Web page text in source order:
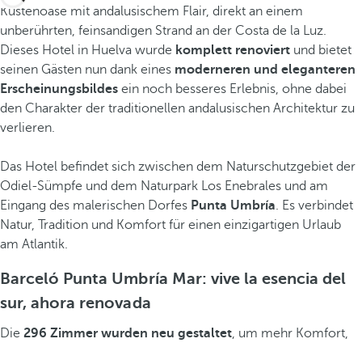
Küstenoase mit andalusischem Flair, direkt an einem
unberührten, feinsandigen Strand an der Costa de la Luz.
Dieses Hotel in Huelva wurde komplett renoviert und bietet
seinen Gästen nun dank eines moderneren und eleganteren
Erscheinungsbildes ein noch besseres Erlebnis, ohne dabei
den Charakter der traditionellen andalusischen Architektur zu
verlieren.
Das Hotel befindet sich zwischen dem Naturschutzgebiet der
Odiel-Sümpfe und dem Naturpark Los Enebrales und am
Eingang des malerischen Dorfes Punta Umbría. Es verbindet
Natur, Tradition und Komfort für einen einzigartigen Urlaub
am Atlantik.
Barceló Punta Umbría Mar: vive la esencia del
sur, ahora renovada
Die 296 Zimmer wurden neu gestaltet, um mehr Komfort,